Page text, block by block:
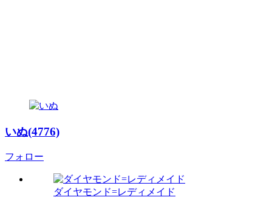
いぬ(4776)
フォロー
ダイヤモンド=レディメイド